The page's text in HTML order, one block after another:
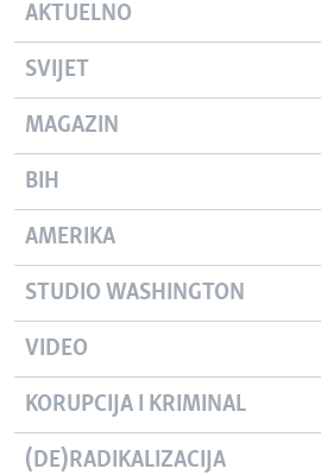
AKTUELNO
SVIJET
MAGAZIN
BIH
AMERIKA
STUDIO WASHINGTON
VIDEO
KORUPCIJA I KRIMINAL
(DE)RADIKALIZACIJA